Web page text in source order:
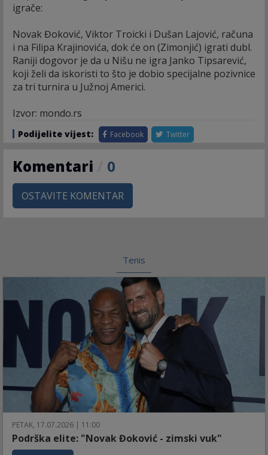
igrače:
Novak Đoković, Viktor Troicki i Dušan Lajović, računa
i na Filipa Krajinovića, dok će on (Zimonjić) igrati dubl.
Raniji dogovor je da u Nišu ne igra Janko Tipsarević,
koji želi da iskoristi to što je dobio specijalne pozivnice
za tri turnira u Južnoj Americi.
Izvor: mondo.rs
Podijelite vijest: Facebook Twitter
Komentari 0
OSTAVITE KOMENTAR
Tenis
PETAK, 17.07.2026 | 11:00
Podrška elite: "Novak Đoković - zimski vuk"